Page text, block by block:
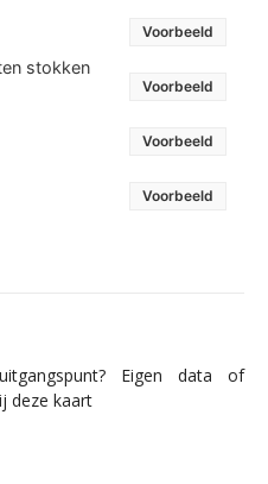
Voorbeeld
stokken
Voorbeeld
Voorbeeld
Voorbeeld
Eigen data of
deze kaart